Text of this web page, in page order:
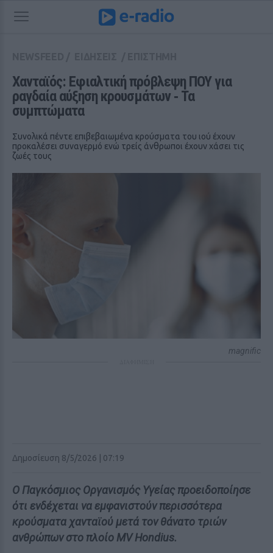
Χανταϊός: Εφιαλτική πρόβλεψη ΠΟΥ για
ραγδαία αύξηση κρουσμάτων ‑ Τα
συμπτώματα
Συνολικά πέντε επιβεβαιωμένα κρούσματα του ιού έχουν
προκαλέσει συναγερμό ενώ τρείς άνθρωποι έχουν χάσει τις
ζωές τους
magnific
Δημοσίευση 8/5/2026 | 07:19
Ο Παγκόσμιος Οργανισμός Υγείας προειδοποίησε
ότι ενδέχεται να εμφανιστούν περισσότερα
κρούσματα χανταϊού μετά τον θάνατο τριών
ανθρώπων στο πλοίο MV Hondius.